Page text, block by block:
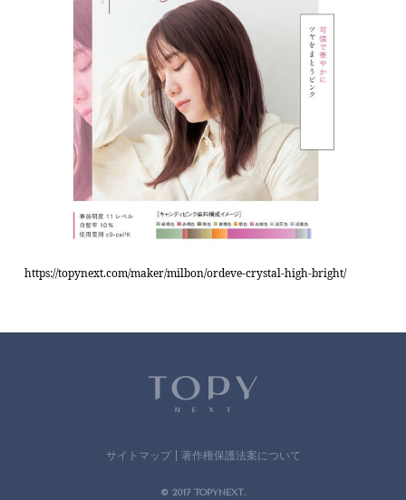
https://topynext.com/maker/milbon/ordeve-crystal-high-bright/
サイトマップ 著作権保護法案について
© 2017 TOPYNEXT.